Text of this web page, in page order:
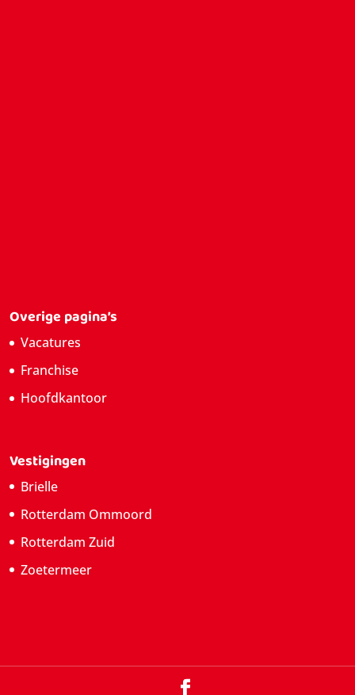
Overige pagina’s
Vacatures
Franchise
Hoofdkantoor
Vestigingen
Brielle
Rotterdam Ommoord
Rotterdam Zuid
Zoetermeer